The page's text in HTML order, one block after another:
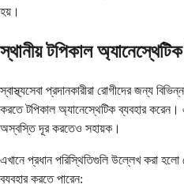
হয়।
স্থানীয় টপিকাল
স্বাস্থ্যসেবা প্রদানকারীরা রোগীদের জন্য
করতে টপিকাল অ্যানেস্থেটিক ব্যবহার করেন।
অস্বস্তি দূর করতেও সহায়ক।
এখানে প্রধান পরিস্থিতিগুলি উল্লেখ করা
ব্যবহার করতে পারেন: